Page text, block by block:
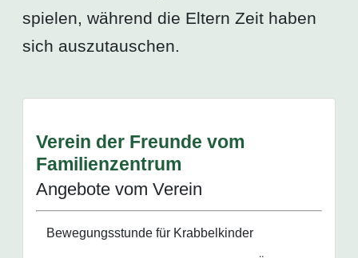
spielen, während die Eltern Zeit haben
sich auszutauschen.
Verein der Freunde vom
Familienzentrum
Angebote vom Verein
Bewegungsstunde für Krabbelkinder